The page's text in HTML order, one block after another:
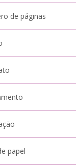
de páginas
papel